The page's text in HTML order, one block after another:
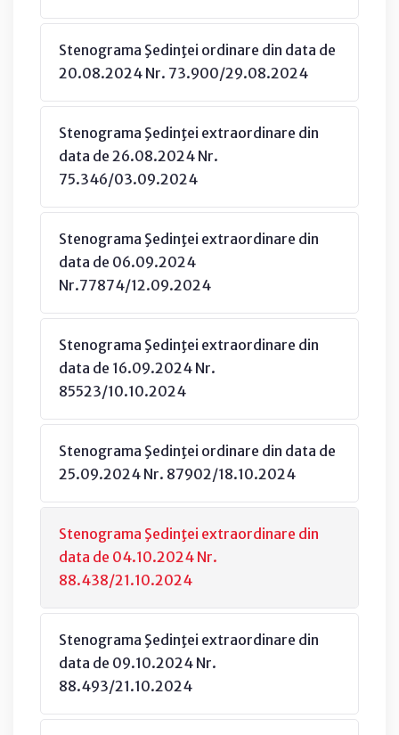
Stenograma Şedinţei ordinare din data de
20.08.2024 Nr. 73.900/29.08.2024
Stenograma Şedinţei extraordinare din
data de 26.08.2024 Nr.
75.346/03.09.2024
Stenograma Şedinţei extraordinare din
data de 06.09.2024
Nr.77874/12.09.2024
Stenograma Şedinţei extraordinare din
data de 16.09.2024 Nr.
85523/10.10.2024
Stenograma Şedinţei ordinare din data de
25.09.2024 Nr. 87902/18.10.2024
Stenograma Şedinţei extraordinare din
data de 04.10.2024 Nr.
88.438/21.10.2024
Stenograma Şedinţei extraordinare din
data de 09.10.2024 Nr.
88.493/21.10.2024